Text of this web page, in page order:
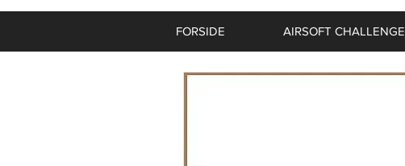
FORSIDE AIRSOFT CHALLENGE